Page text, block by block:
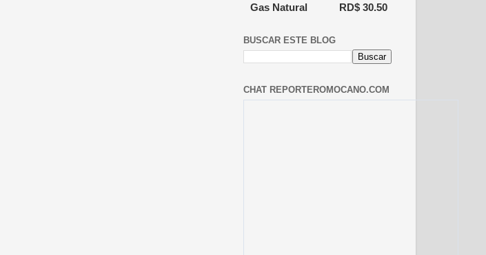
Gas Natural
RD$ 30.50
BUSCAR ESTE BLOG
CHAT REPORTEROMOCANO.COM